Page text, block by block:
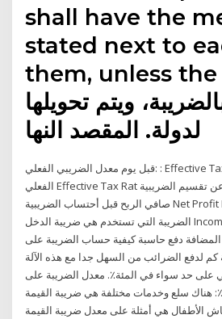
shall have the
stated next to
them, unless the حساب
ويتم تحويلها
لدولة. المقصد النها
قبل يوم معدل الضريبي الفعلي: : Effective Tax Rate . معدل الضريبي
الفعلي Effective Tax Rat هو معدل ينتج عن تقسيم الضريبية TAX على
صافي الربح قبل أحتساب الضريبية Net Profit Before Tax وفي العادة
الضريبة التي تستخدم هي ضريبة الدخل Income Tax وليست ضريبة
المضافة دفع حاسبة كيفية حساب الضريبة على
كم لدفع الضرائب من السهل جدا مع هذه الآلة
على حد سواء في المئة٪. معدل الضريبة على
المضافة هو 0 ٪: هناك سلع وخدمات مختلفة هي ضريبة القيمة
وقماش الأطفال هي أمثلة على معدل ضريبة القيمة